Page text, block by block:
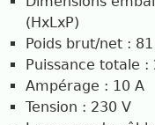
(HxLxP)
Poids brut/net :
Puissance totale :
Ampérage : 10 A
Tension : 230 V